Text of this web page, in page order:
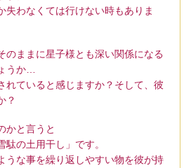
失わなくては行けない時もありま
のままに星子様とも深い関係になる
うか…
れていると感じますか？そして、彼
？
かと言うと
の土用干し」です。
うな事を繰り返しやすい物を彼が持